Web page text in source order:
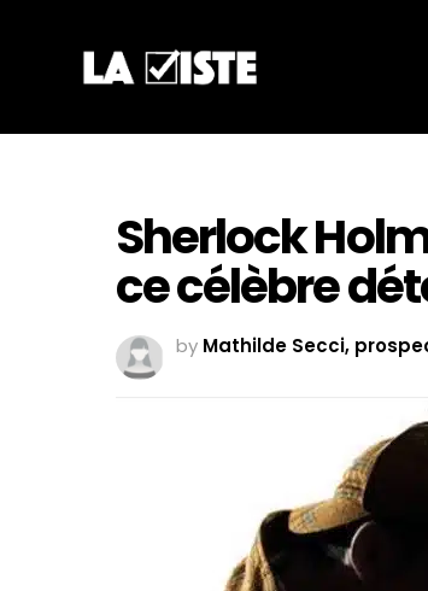
Sherlock
ce célèbre
by Mathilde Secci,